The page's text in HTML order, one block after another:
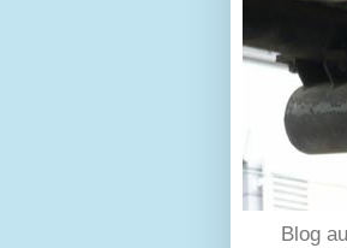
Blog